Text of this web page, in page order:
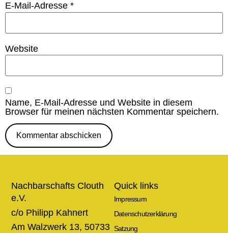
E-Mail-Adresse *
Website
Name, E-Mail-Adresse und Website in diesem
Browser für meinen nächsten Kommentar speichern.
Quick links
Impressum
Datenschutzerklärung
Satzung
Nachbarschafts Clouth
e.V.
c/o Philipp Kahnert
Am Walzwerk 13, 50733